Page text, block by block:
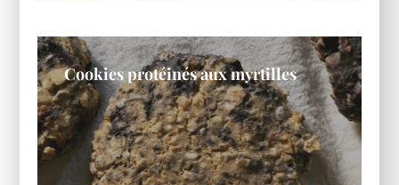
Cookies protéinés aux myrtilles